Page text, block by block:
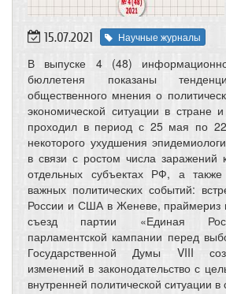
15.07.2021 Научные журналы
В выпуске 4 (48) информационно-
бюллетеня показаны
общественного мнения о
экономической ситуации в стране
проходил в период с 25 мая по
некоторого ухудшения
в связи с ростом числа заражений
отдельных субъектах РФ, а
важных политических событий:
России и США в Женеве, праймериз
съезд партии «Единая
парламентской кампании перед
Государственной Думы VIII
изменений в законодательство с
внутренней политической ситуации в